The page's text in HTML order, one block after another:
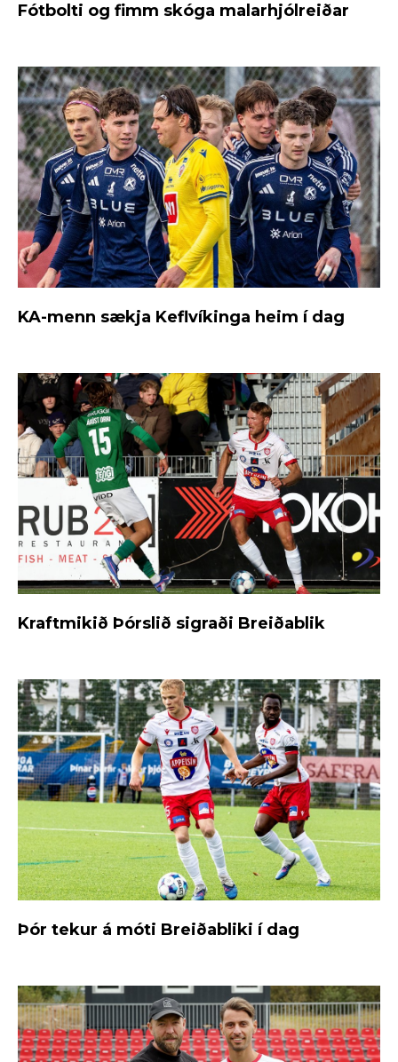
Fótbolti og fimm skóga malarhjólreiðar
KA-menn sækja Keflvíkinga heim í dag
Kraftmikið Þórslið sigraði Breiðablik
Þór tekur á móti Breiðabliki í dag